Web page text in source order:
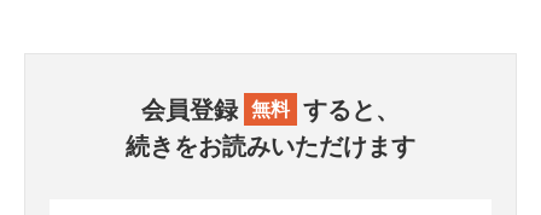
会員登録 無料 すると、
続きをお読みいただけます